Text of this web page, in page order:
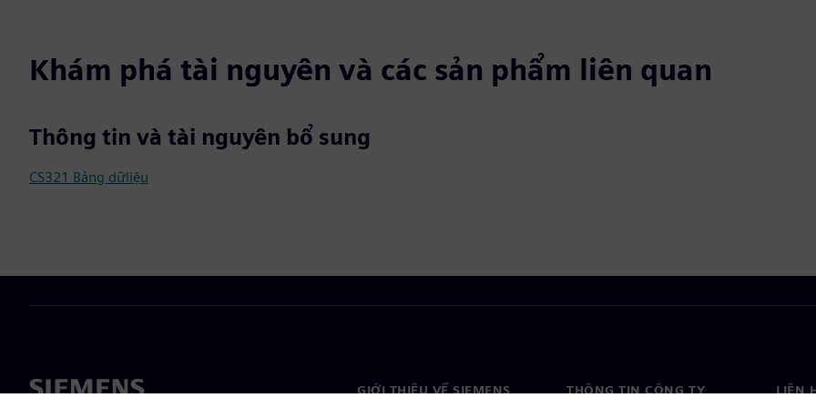
Khám phá tài nguyên và các sản phẩm liên quan
Thông tin và tài nguyên bổ sung
CS321 Bảng dữliệu
GIỚI THIỆU VỀ SIEMENS THÔNG TIN CÔNG TY LIÊN